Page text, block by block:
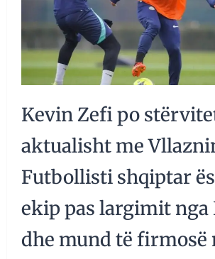
Kevin Zefi po
aktualisht me
Futbollisti shqiptar
ekip pas largimit nga
dhe mund të firmosë